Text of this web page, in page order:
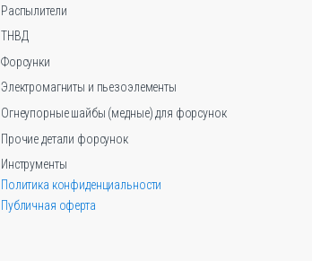
Распылители
ТНВД
Форсунки
Электромагниты и пьезоэлементы
Огнеупорные шайбы (медные) для форсунок
Прочие детали форсунок
Инструменты
Политика конфиденциальности
Публичная оферта